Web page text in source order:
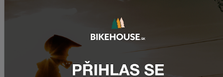
Zimušné Rukavice CHROMAG SIGNAL
1 104,44 Kč